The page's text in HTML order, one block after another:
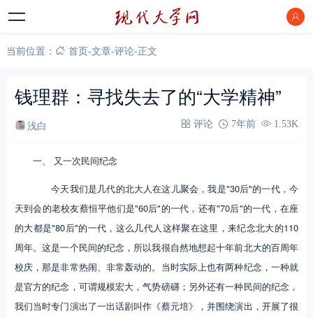
当前位置： 首页-文章-评论-正文
钱理群：寻找失去了的“大学精神”
浅白 评论 7年前 1.53K
一、 又一次民间纪念
今天我们是几代的北大人在这儿聚会，我是"30后"的一代，今
天到会的老校友蔡恒平他们是"60后"的一代，还有"70后"的一代，在座
的大都是"80后"的一代，这么几代人这样聚在这里，来纪念北大的110
周年。这是一个民间的纪念，所以我很自然地想起十年前北大的百周年
校庆，那是非常热闹、非常轰动的。当时实际上也有两种纪念，一种就
是官方的纪念，可谓规模宏大，气势磅礴；另外还有一种民间的纪念，
我们当时专门演出了一出话剧叫作《蔡元培》，并围绕演出，开展了很